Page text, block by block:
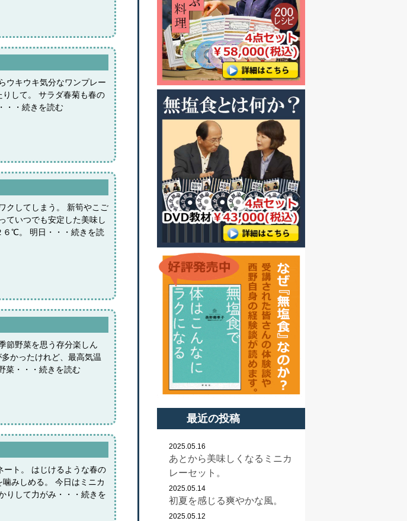
ウキウキ気分なワンプレー
して。 サラダ春菊も春の
・・続きを読む
クしてしまう。 新筍やこご
ていつでも安定した美味し
℃。 明日・・・続きを読
節野菜を思う存分楽しん
かったけれど、最高気温
菜・・・続きを読む
ート。 はじけるような春の
みしめる。 今日はミニカ
りして力がみ・・・続きを
最近の投稿
2025.05.16
あとから美味しくなるミニカ
レーセット。
2025.05.14
初夏を感じる爽やかな風。
2025.05.12